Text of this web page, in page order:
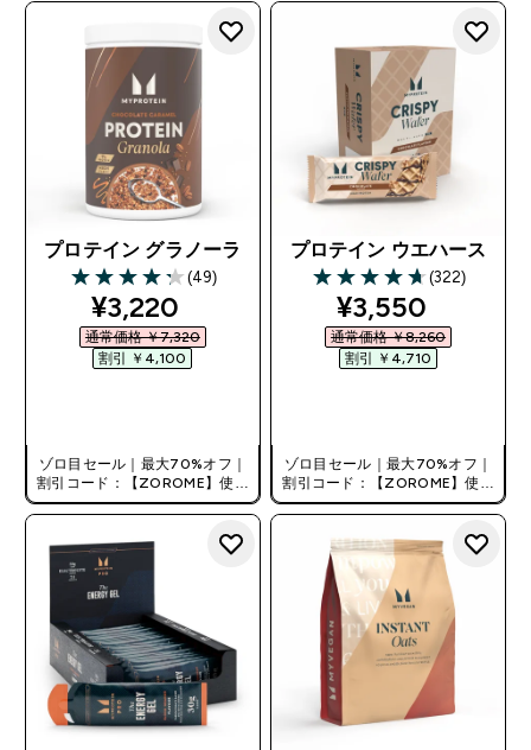
プロテイン グラノーラ
4.22 out of 5 stars
(49)
discounted price
¥3,220‎
通常価格 ￥7,320‎
割引 ￥4,100‎
ゾロ目セール｜最大70%オフ｜
割引コード：【ZOROME】使用
で追加10%オフ！
プロテイン ウエハース
4.69 out of 5 stars
(322)
discounted
¥3,550‎
通常価格 ￥8,260‎
割引 ￥4,710‎
ゾロ目セール｜最大70%オフ｜
割引コード：【ZOROME】使用
で追加10%オフ！